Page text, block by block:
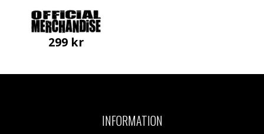
299 kr
INFORMATION